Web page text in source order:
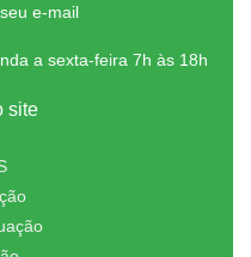
e-mail
a sexta-feira 7h às 18h
site